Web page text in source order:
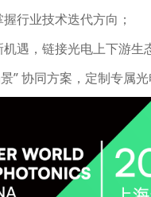
行业技术迭代方向；
遇，链接光电上下游生
” 协同方案，定制专属光